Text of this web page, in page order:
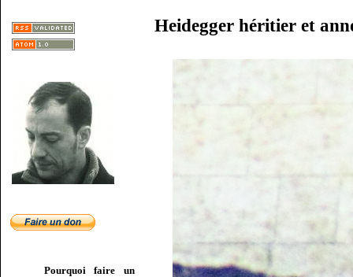
Pourquoi faire un
Heidegger héritier et